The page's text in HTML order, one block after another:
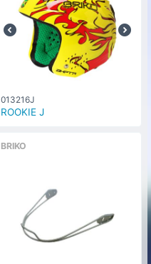
013216J
ROOKIE J
BRIKO